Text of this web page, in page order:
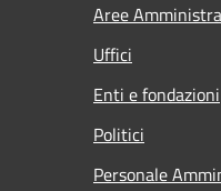
Aree
Uffici
Enti e fondazioni
Politici
Personale